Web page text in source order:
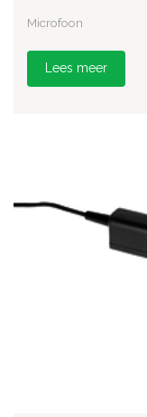
Microfoon
Lees meer